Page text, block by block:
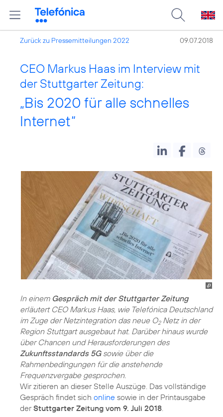
Zurück zu Pressemitteilungen 2022 09.07.2018
CEO Markus Haas im Interview mit
der Stuttgarter Zeitung:
„Bis 2020 für alle schnelles
Internet“
In einem Gespräch mit der Stuttgarter Zeitung
erläutert CEO Markus Haas, wie Telefónica Deutschland
im Zuge der Netzintegration das neue O2Netz in der
Region Stuttgart ausgebaut hat. Darüber hinaus wurde
über Chancen und Herausforderungen des
Zukunftsstandards 5Gsowie über die
Rahmenbedingungen für die anstehende
Frequenzvergabe gesprochen.
Wir zitieren an dieser Stelle Auszüge. Das vollständige
Gespräch findet sich online sowie in der Printausgabe
derStuttgarter Zeitung vom 9. Juli 2018